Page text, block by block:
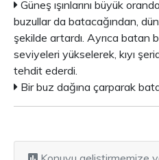
Güneş ışınlarını büyük
buzullar da batacağından,
şekilde artardı. Ayrıca batan
seviyeleri yükselerek, kıyı
tehdit ederdi.
Bir buz dağına çarparak